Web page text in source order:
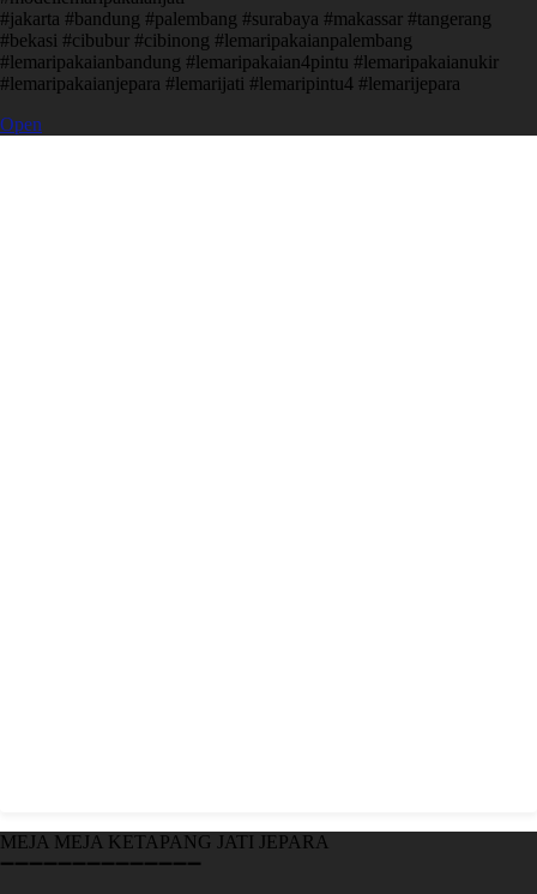
#jakarta #bandung #palembang #surabaya #makassar #tangerang
#bekasi #cibubur #cibinong #lemaripakaianpalembang
#lemaripakaianbandung #lemaripakaian4pintu #lemaripakaianukir
#lemaripakaianjepara #lemarijati #lemaripintu4 #lemarijepara
Open
MEJA MEJA KETAPANG JATI JEPARA
➖➖➖➖➖➖➖➖➖➖➖➖➖➖